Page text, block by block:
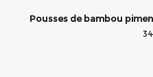
Pousses de bambou